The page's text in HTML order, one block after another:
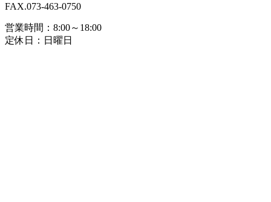
FAX.073-463-0750
営業時間：8:00～18:00
定休日：日曜日